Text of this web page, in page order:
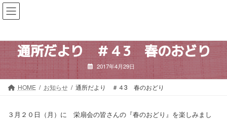
コ
ツ
へ
ナ
シ
ョ
通所だより ＃４3 春のおどり
2017年4月29日
HOME お知らせ 通所だより ＃４3 春のおどり
３月２０日（月）に 栄扇会の皆さんの『春のおどり』を楽しみまし